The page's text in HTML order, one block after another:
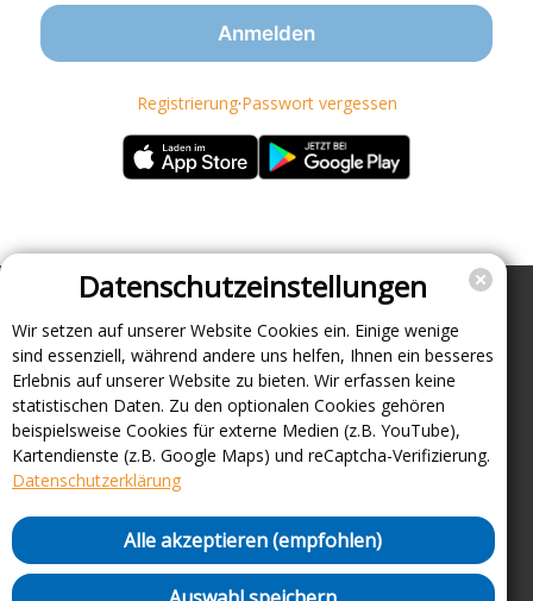
Anmelden
Registrierung·Passwort vergessen
Unternehmen
Support
Über uns
Impressum
Häufig gestellte Fragen
AGB und Datenschutz
Verträge hier kündigen
Vertrag hier widerrufen
Sicherheitsrichtlinie (VDP)
Datenschutzeinstellungen
Wir setzen auf unserer Website Cookies ein. Einige wenige
sind essenziell, während andere uns helfen, Ihnen ein besseres
Erlebnis auf unserer Website zu bieten. Wir erfassen keine
statistischen Daten. Zu den optionalen Cookies gehören
beispielsweise Cookies für externe Medien (z.B. YouTube),
Kartendienste (z.B. Google Maps) und reCaptcha-Verifizierung.
Datenschutzerklärung
Alle akzeptieren (empfohlen)